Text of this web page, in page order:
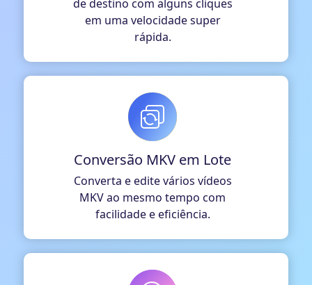
de destino com alguns cliques
em uma velocidade super
rápida.
Conversão MKV em Lote
Converta e edite vários vídeos
MKV ao mesmo tempo com
facilidade e eficiência.